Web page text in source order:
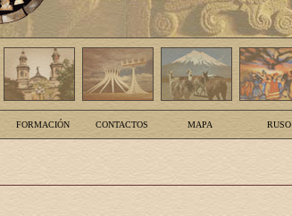
FORMACIÓN CONTACTOS MAPA RUSO